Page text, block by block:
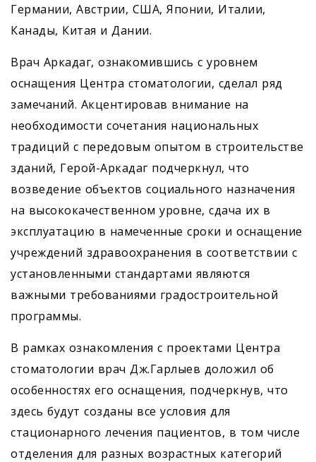
Германии, Австрии, США, Японии, Италии,
Канады, Китая и Дании.
Врач Аркадаг, ознакомившись с уровнем
оснащения Центра стоматологии, сделал ряд
замечаний. Акцентировав внимание на
необходимости сочетания национальных
традиций с передовым опытом в строительстве
зданий, Герой-Аркадаг подчеркнул, что
возведение объектов социального назначения
на высококачественном уровне, сдача их в
эксплуатацию в намеченные сроки и оснащение
учреждений здравоохранения в соответствии с
установленными стандартами являются
важными требованиями градостроительной
программы.
В рамках ознакомления с проектами Центра
стоматологии врач Дж.Гарлыев доложил об
особенностях его оснащения, подчеркнув, что
здесь будут созданы все условия для
стационарного лечения пациентов, в том числе
отделения для разных возрастных категорий